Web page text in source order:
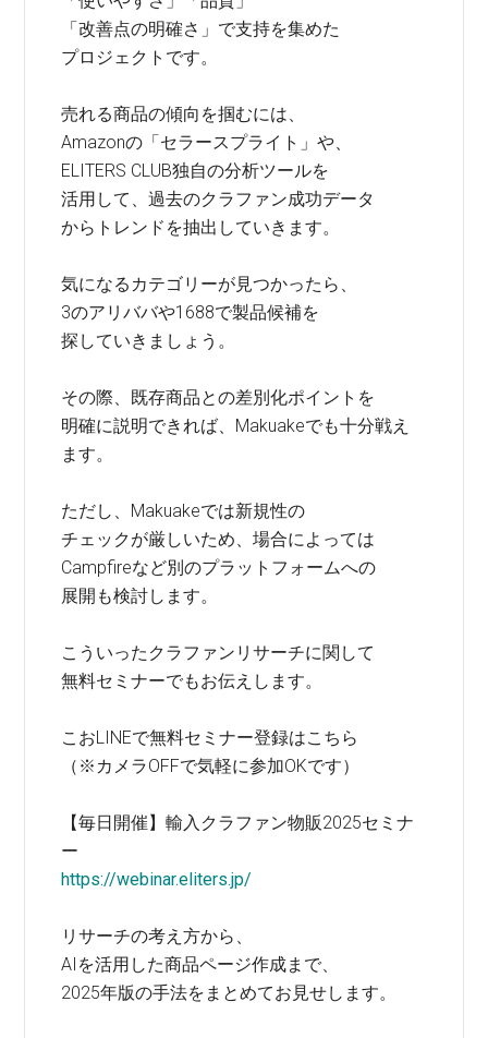
「改善点の明確さ」で支持を集めた
プロジェクトです。
売れる商品の傾向を掴むには、
Amazonの「セラースプライト」や、
ELITERS CLUB独自の分析ツールを
活用して、過去のクラファン成功データ
からトレンドを抽出していきます。
気になるカテゴリーが見つかったら、
3のアリババや1688で製品候補を
探していきましょう。
その際、既存商品との差別化ポイントを
明確に説明できれば、Makuakeでも十分戦え
ます。
ただし、Makuakeでは新規性の
チェックが厳しいため、場合によっては
Campfireなど別のプラットフォームへの
展開も検討します。
こういったクラファンリサーチに関して
無料セミナーでもお伝えします。
こおLINEで無料セミナー登録はこちら
（※カメラOFFで気軽に参加OKです）
【毎日開催】輸入クラファン物販2025セミナ
ー
https://webinar.eliters.jp/
リサーチの考え方から、
AIを活用した商品ページ作成まで、
2025年版の手法をまとめてお見せします。